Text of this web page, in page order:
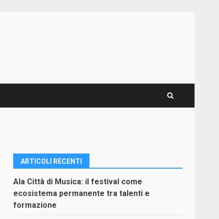
ARTICOLI RECENTI
Ala Città di Musica: il festival come
ecosistema permanente tra talenti e
formazione